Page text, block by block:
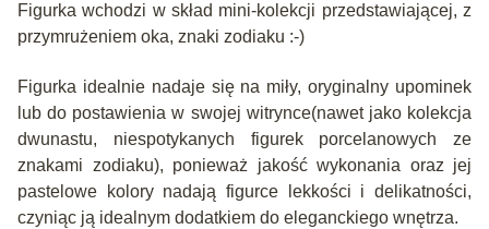
Figurka wchodzi w skład mini-kolekcji przedstawiającej, z
przymrużeniem oka, znaki zodiaku :-)
Figurka idealnie nadaje się na miły, oryginalny upominek
lub do postawienia w swojej witrynce(nawet jako kolekcja
dwunastu, niespotykanych figurek porcelanowych ze
znakami zodiaku), ponieważ jakość wykonania oraz jej
pastelowe kolory nadają figurce lekkości i delikatności,
czyniąc ją idealnym dodatkiem do eleganckiego wnętrza.